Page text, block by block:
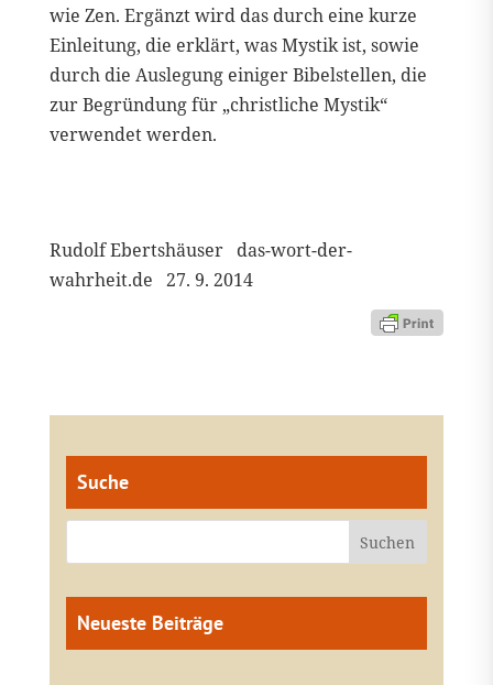
wie Zen. Ergänzt wird das durch eine kurze
Einleitung, die erklärt, was Mystik ist, sowie
durch die Auslegung einiger Bibelstellen, die
zur Begründung für „christliche Mystik“
verwendet werden.
Rudolf Ebertshäuser das-wort-der-
wahrheit.de 27. 9. 2014
Suche
Neueste Beiträge